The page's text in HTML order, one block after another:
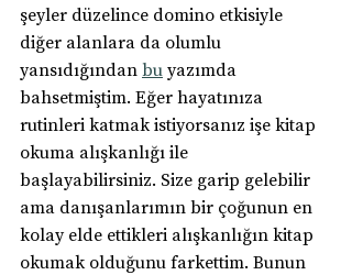
şeyler düzelince domino etkisiyle
diğer alanlara da olumlu
yansıdığından bu yazımda
bahsetmiştim. Eğer hayatınıza
rutinleri katmak istiyorsanız işe kitap
okuma alışkanlığı ile
başlayabilirsiniz. Size garip gelebilir
ama danışanlarımın bir çoğunun en
kolay elde ettikleri alışkanlığın kitap
okumak olduğunu farkettim. Bunun